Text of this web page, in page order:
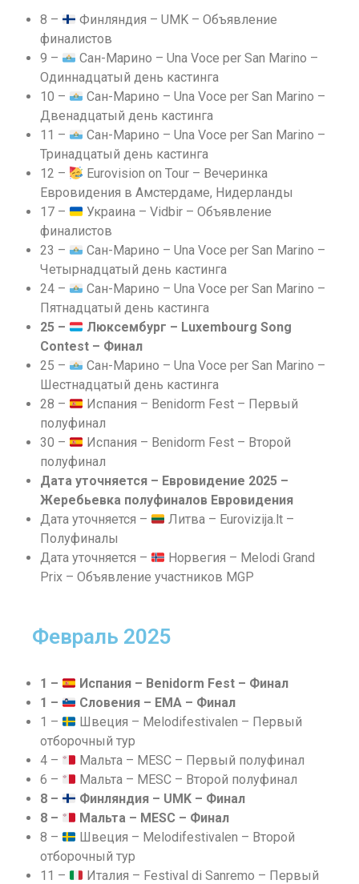
8 –
Финляндия – UMK – Объявление
финалистов
9 –
Сан-Марино – Una Voce per San Marino –
Одиннадцатый день кастинга
10 –
Сан-Марино – Una Voce per San Marino –
Двенадцатый день кастинга
11 –
Сан-Марино – Una Voce per San Marino –
Тринадцатый день кастинга
12 –
Eurovision on Tour – Вечеринка
Евровидения в Амстердаме, Нидерланды
17 –
Украина – Vidbir – Объявление
финалистов
23 –
Сан-Марино – Una Voce per San Marino –
Четырнадцатый день кастинга
24 –
Сан-Марино – Una Voce per San Marino –
Пятнадцатый день кастинга
25 –
Люксембург – Luxembourg Song
Contest – Финал
25 –
Сан-Марино – Una Voce per San Marino –
Шестнадцатый день кастинга
28 –
Испания – Benidorm Fest – Первый
полуфинал
30 –
Испания – Benidorm Fest – Второй
полуфинал
Дата уточняется – Евровидение 2025 –
Жеребьевка полуфиналов Евровидения
Дата уточняется –
Литва – Eurovizija.lt –
Полуфиналы
Дата уточняется –
Норвегия – Melodi Grand
Prix – Объявление участников MGP
Февраль 2025
1 –
Испания – Benidorm Fest – Финал
1 –
Словения – EMA – Финал
1 –
Швеция – Melodifestivalen – Первый
отборочный тур
4 –
Мальта – MESC – Первый полуфинал
6 –
Мальта – MESC – Второй полуфинал
8 –
Финляндия – UMK – Финал
8 –
Мальта – MESC – Финал
8 –
Швеция – Melodifestivalen – Второй
отборочный тур
11 –
Италия – Festival di Sanremo – Первый